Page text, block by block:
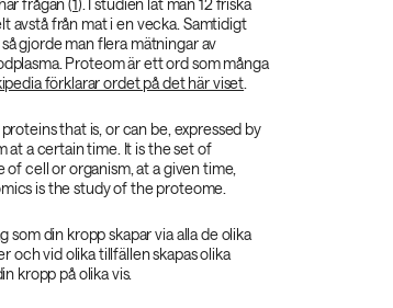
avstå från mat i en vecka. Samtidigt
gjorde man flera mätningar av
Proteom är ett ord som många
förklarar ordet på det här viset
that is, or can be, expressed by
at a certain time. It is the set of
cell or organism, at a given time,
is the study of the proteome.
som din kropp skapar via alla de olika
och vid olika tillfällen skapas olika
kropp på olika vis.